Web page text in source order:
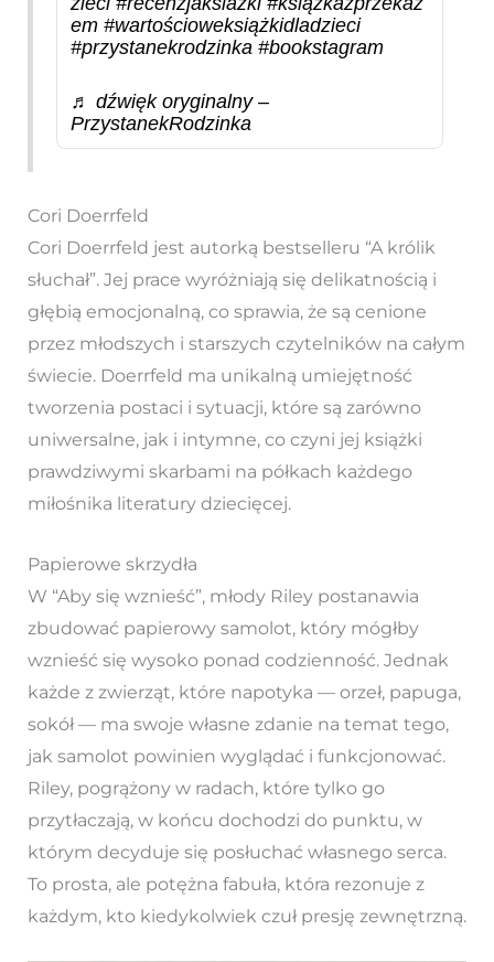
em #wartościoweksiążkidladzieci
#przystanekrodzinka #bookstagram
♬ dźwięk oryginalny –
PrzystanekRodzinka
Cori Doerrfeld
Cori Doerrfeld jest autorką bestselleru “A królik
słuchał”. Jej prace wyróżniają się delikatnością i
głębią emocjonalną, co sprawia, że są cenione
przez młodszych i starszych czytelników na całym
świecie. Doerrfeld ma unikalną umiejętność
tworzenia postaci i sytuacji, które są zarówno
uniwersalne, jak i intymne, co czyni jej książki
prawdziwymi skarbami na półkach każdego
miłośnika literatury dziecięcej.
Papierowe skrzydła
W “Aby się wznieść”, młody Riley postanawia
zbudować papierowy samolot, który mógłby
wznieść się wysoko ponad codzienność. Jednak
każde z zwierząt, które napotyka — orzeł, papuga,
sokół — ma swoje własne zdanie na temat tego,
jak samolot powinien wyglądać i funkcjonować.
Riley, pogrążony w radach, które tylko go
przytłaczają, w końcu dochodzi do punktu, w
którym decyduje się posłuchać własnego serca.
To prosta, ale potężna fabuła, która rezonuje z
każdym, kto kiedykolwiek czuł presję zewnętrzną.